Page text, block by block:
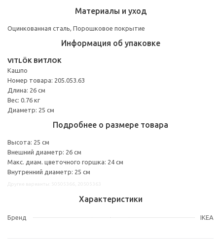
Материалы и уход
Оцинкованная сталь, Порошковое покрытие
Информация об упаковке
VITLÖK ВИТЛОК
Кашпо
Номер товара: 205.053.63
Длина: 26 см
Вес: 0.76 кг
Диаметр: 25 см
Подробнее о размере товара
Высота: 25 см
Внешний диаметр: 26 см
Макс. диам. цветочного горшка: 24 см
Внутренний диаметр: 25 см
Характеристики
Бренд IKEA